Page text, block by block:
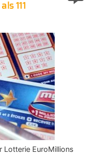
111
Lotterie EuroMillions